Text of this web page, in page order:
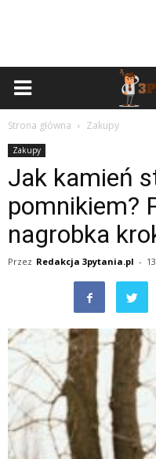
Strona główna Zakupy
Zakupy
Jak kamień
pomnikiem?
nagrobka
Przez Redakcja 3pytania.pl -